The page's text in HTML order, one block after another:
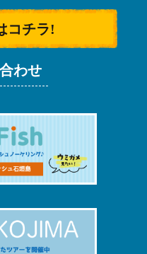
コチラ!
わせ